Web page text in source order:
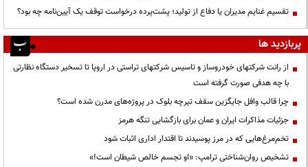
تقسیم غنایم مدیران یا دفاع از تولید؛ پشت‌پرده درخواست توقف یک آیین‌نامه چه بود؟
پربازدید ها
از رانت‌ شرکتهای خودروساز و تاسیس شرکتهای تراستی در اروپا تا تسخیر دستگاه نظارتی
با چه هدفی صورت گرفته است
چرا قالب وافل جایگزین سقف تیرچه بلوک در پروژه‌های مدرن شده است؟
جزئیات مذاکرات ایران و عمان برای بازگشایی تنگه هرمز
تخم‌مرغ‌هایی که در مرز پوسیدند تا اقتدار اداری اثبات شود
تشخیص روان‌شناختی ترامپ: «او تجسم خالص شیطان است!»